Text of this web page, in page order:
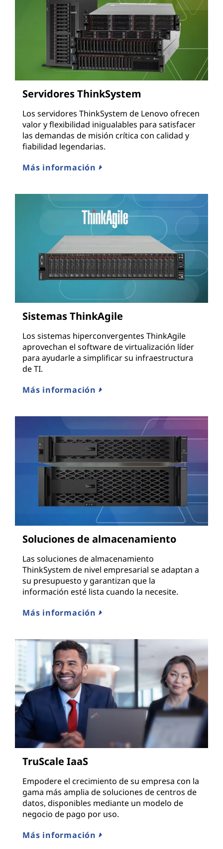
Servidores ThinkSystem
Los servidores ThinkSystem de Lenovo ofrecen
valor y flexibilidad inigualables para satisfacer
las demandas de misión crítica con calidad y
fiabilidad legendarias.
Más información
Sistemas ThinkAgile
Los sistemas hiperconvergentes ThinkAgile
aprovechan el software de virtualización líder
para ayudarle a simplificar su infraestructura
de TI.
Más información
Soluciones de almacenamiento
Las soluciones de almacenamiento
ThinkSystem de nivel empresarial se adaptan a
su presupuesto y garantizan que la
información esté lista cuando la necesite.
Más información
TruScale IaaS
Empodere el crecimiento de su empresa con la
gama más amplia de soluciones de centros de
datos, disponibles mediante un modelo de
negocio de pago por uso.
Más información